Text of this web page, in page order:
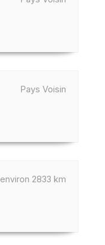
Pays Voisin
environ 2833 km